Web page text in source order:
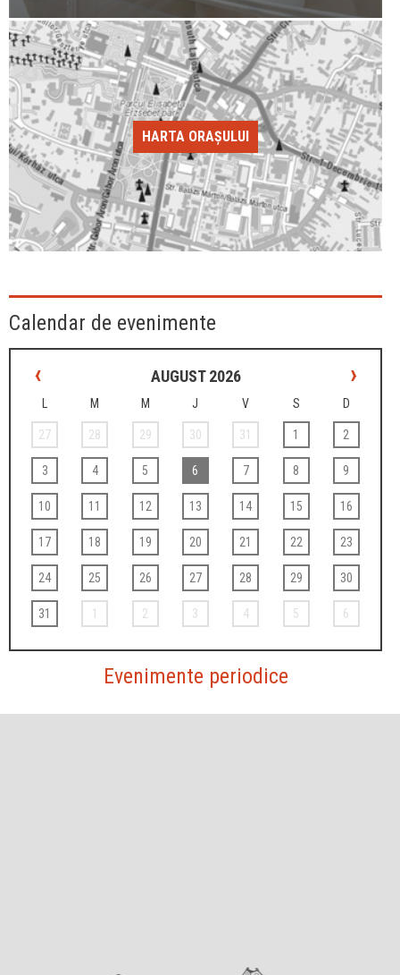
HARTA ORAȘULUI
Calendar de evenimente
‹ AUGUST 2026 ›
M M J V S D
27 28 29 30 31 1 2
3 4 5 6 7 8 9
10 11 12 13 14 15 16
17 18 19 20 21 22 23
24 25 26 27 28 29 30
31 1 2 3 4 5 6
Evenimente periodice